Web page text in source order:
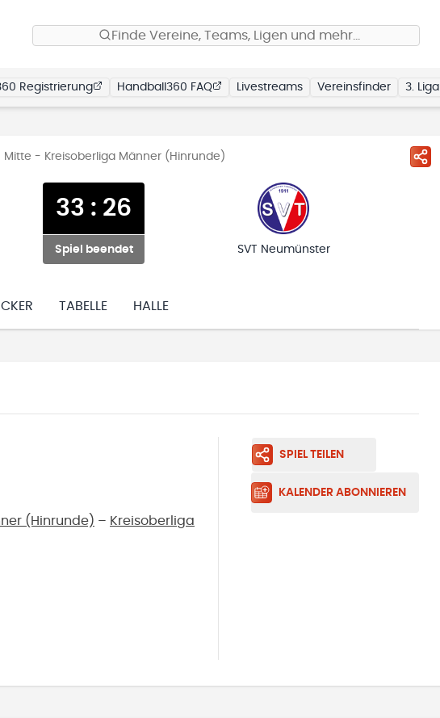
Finde Vereine, Teams, Ligen und mehr…
Registrierung Handball360 FAQ Livestreams Vereinsfinder 3. Liga
Mitte - Kreisoberliga Männer (Hinrunde)
33 : 26
Spiel beendet SVT Neumünster
TABELLE HALLE
(Hinrunde) – Kreisoberliga
SPIEL TEILEN
KALENDER ABONNIEREN